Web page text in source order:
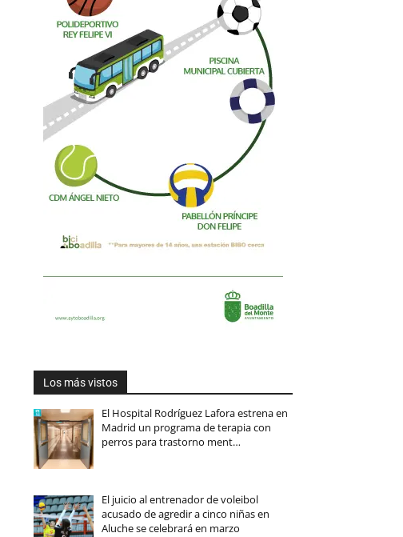
Los más vistos
El Hospital Rodríguez Lafora estrena en
Madrid un programa de terapia con
perros para trastorno ment…
El juicio al entrenador de voleibol
acusado de agredir a cinco niñas en
Aluche se celebrará en marzo